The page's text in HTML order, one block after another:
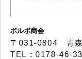
ボルボ商会
〒031-0804 青
TEL：0178-46-